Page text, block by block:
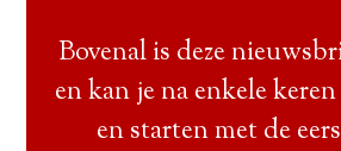
Bovenal is deze
en kan je na enkele
en starten met de